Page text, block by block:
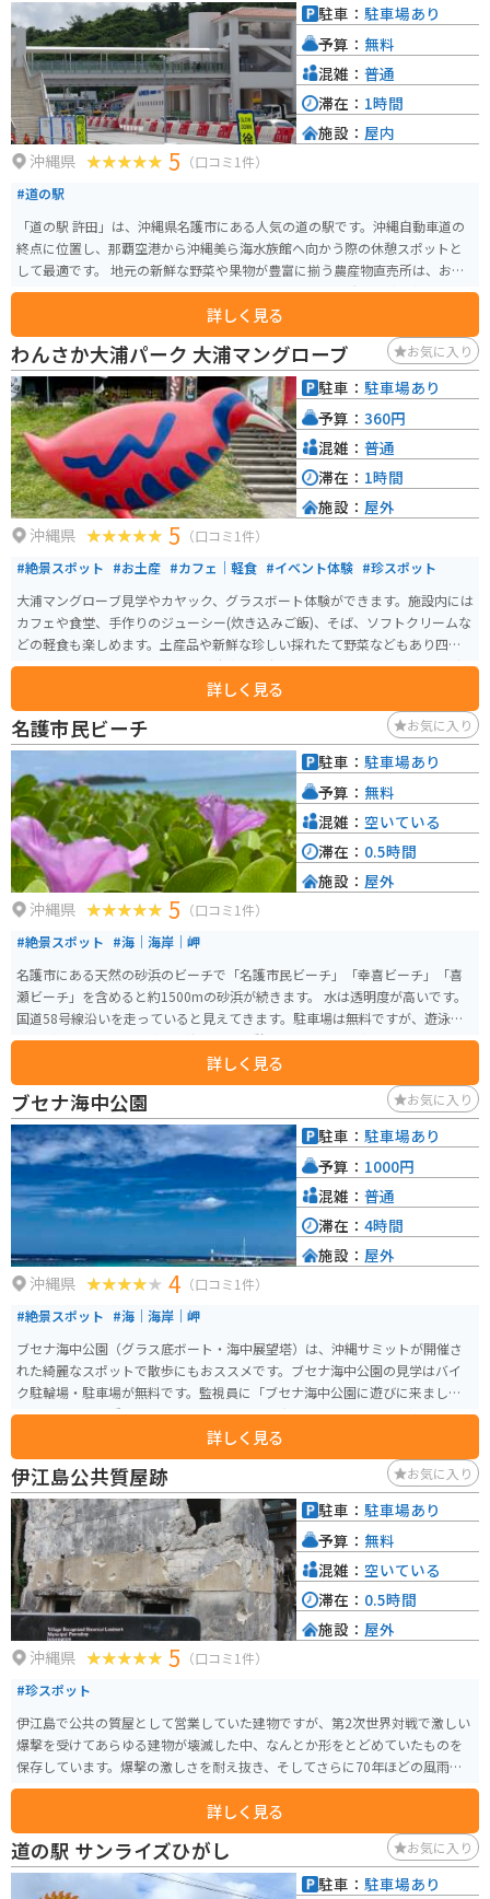
沖縄県 5 （口コミ1件）
#道の駅
「道の駅 許田」は、沖縄県名護市にある人気の道の駅です。沖縄自動車道の
終点に位置し、那覇空港から沖縄美ら海水族館へ向かう際の休憩スポットと
して最適です。 地元の新鮮な野菜や果物が豊富に揃う農産物直売所は、お土
産探しにもおすすめです。特に、シークヮーサーやマンゴーなどの南国フル
ーツは人気があります。また、沖縄そばやタコライスなどのご当地グルメが
味わえる飲食店もあります。 バイクで訪れる場合、道の駅には広い駐車場が
完備されているので安心です。ツーリングの休憩場所としてはもちろん、沖
縄本島北部を巡る際の拠点としても便利です。 周辺には、パイナップルパー
クやナゴパイナップルワイナリーなど、観光スポットも点在しています。少し
足を延ばせば、古宇利島や美ら海水族館にもアクセスできます。
詳しく見る
駐車： 駐車場あり
予算： 無料
混雑： 普通
滞在： 1時間
施設： 屋内
わんさか大浦パーク 大浦マングローブ お気に入り
沖縄県 5 （口コミ1件）
#絶景スポット #お土産 #カフェ｜軽食 #イベント体験 #珍スポット
大浦マングローブ見学やカヤック、グラスボート体験ができます。施設内には
カフェや食堂、手作りのジューシー(炊き込みご飯)、そば、ソフトクリームな
どの軽食も楽しめます。土産品や新鮮な珍しい採れたて野菜などもあり四季
を通じて訪れたいスポットです。駐車場も広くて整備されています。マングロ
詳しく見る
駐車： 駐車場あり
予算： 360円
混雑： 普通
滞在： 1時間
施設： 屋外
名護市民ビーチ お気に入り
沖縄県 5 （口コミ1件）
#絶景スポット #海｜海岸｜岬
名護市にある天然の砂浜のビーチで「名護市民ビーチ」「幸喜ビーチ」「喜
瀬ビーチ」を含めると約1500mの砂浜が続きます。 水は透明度が高いです。
国道58号線沿いを走っていると見えてきます。駐車場は無料ですが、遊泳設
備などはありません。綺麗な海を見て休憩をしてから北へ南へ行くことがで
詳しく見る
駐車： 駐車場あり
予算： 無料
混雑： 空いている
滞在： 0.5時間
施設： 屋外
ブセナ海中公園 お気に入り
沖縄県 4 （口コミ1件）
#絶景スポット #海｜海岸｜岬
ブセナ海中公園（グラス底ボート・海中展望塔）は、沖縄サミットが開催さ
れた綺麗なスポットで散歩にもおススメです。ブセナ海中公園の見学はバイ
ク駐輪場・駐車場が無料です。監視員に「ブセナ海中公園に遊びに来まし
た」と伝えれば誘導してくれます。 園内では無料のシャトルバス（20分間隔
で運行）が利用でき、海中展望塔へは徒歩またはシャトルバスを利用します。
展望塔の窓（24面）からは360度パノラマの海中を見ることができます。
詳しく見る
駐車： 駐車場あり
予算： 1000円
混雑： 普通
滞在： 4時間
施設： 屋外
伊江島公共質屋跡 お気に入り
沖縄県 5 （口コミ1件）
#珍スポット
伊江島で公共の質屋として営業していた建物ですが、第2次世界対戦で激しい
爆撃を受けてあらゆる建物が壊滅した中、なんとか形をとどめていたものを
保存しています。爆撃の激しさを耐え抜き、そしてさらに70年ほどの風雨に
も耐えている戦前のコンクリート建築ということで注目をあびています。
詳しく見る
駐車： 駐車場あり
予算： 無料
混雑： 空いている
滞在： 0.5時間
施設： 屋外
道の駅 サンライズひがし お気に入り
駐車： 駐車場あり